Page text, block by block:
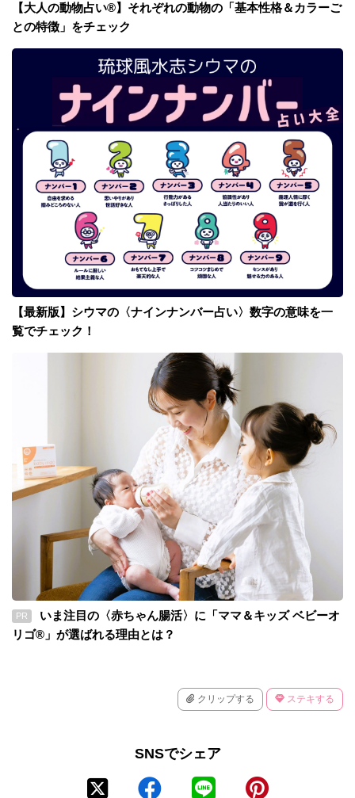
【大人の動物占い®】それぞれの動物の「基本性格＆カラーご
との特徴」をチェック
【最新版】シウマの〈ナインナンバー占い〉数字の意味を一
覧でチェック！
PR
いま注目の〈赤ちゃん腸活〉に「ママ＆キッズ ベビーオ
リゴ®」が選ばれる理由とは？
クリップする ステキする
SNSでシェア